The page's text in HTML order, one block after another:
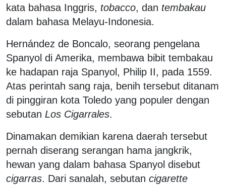
kata bahasa Inggris, tobacco, dan tembakau
dalam bahasa Melayu-Indonesia.
Hernández de Boncalo, seorang pengelana
Spanyol di Amerika, membawa bibit tembakau
ke hadapan raja Spanyol, Philip II, pada 1559.
Atas perintah sang raja, benih tersebut ditanam
di pinggiran kota Toledo yang populer dengan
sebutan Los Cigarrales.
Dinamakan demikian karena daerah tersebut
pernah diserang serangan hama jangkrik,
hewan yang dalam bahasa Spanyol disebut
cigarras. Dari sanalah, sebutan cigarette